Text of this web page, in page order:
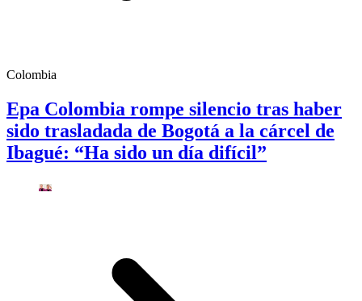
Colombia
Epa Colombia rompe silencio tras haber
sido trasladada de Bogotá a la cárcel de
Ibagué: “Ha sido un día difícil”